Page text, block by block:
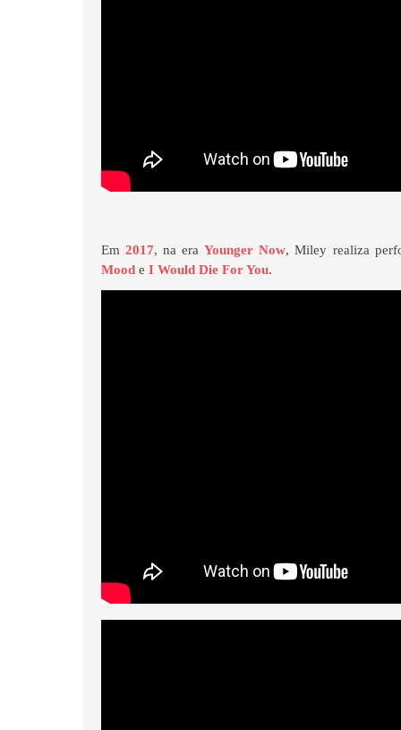
Em2017, na eraYounger Now, Miley realiza
Mood e I Would Die For You.